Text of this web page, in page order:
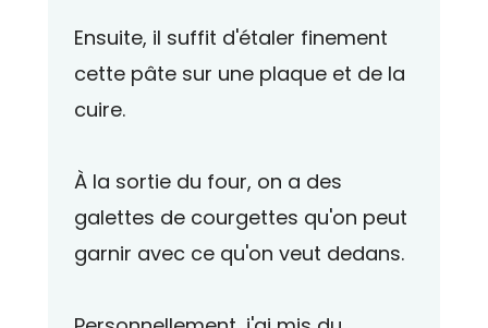
Ensuite, il suffit d'étaler finement
cette pâte sur une plaque et de la
cuire.
À la sortie du four, on a des
galettes de courgettes qu'on peut
garnir avec ce qu'on veut dedans.